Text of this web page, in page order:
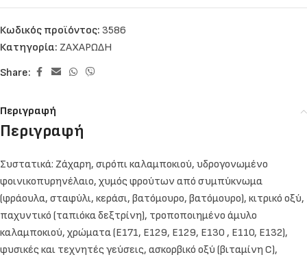
Κωδικός προϊόντος: 3586
Κατηγορία: ΖΑΧΑΡΩΔΗ
Share:
Περιγραφή
Περιγραφή
Συστατικά: Ζάχαρη, σιρόπι καλαμποκιού, υδρογονωμένο
φοινικοπυρηνέλαιο, χυμός φρούτων από συμπύκνωμα
(φράουλα, σταφύλι, κεράσι, βατόμουρο, βατόμουρο), κιτρικό οξύ,
παχυντικό (ταπιόκα δεξτρίνη), τροποποιημένο άμυλο
καλαμποκιού, χρώματα (E171, E129, E129, E130 , E110, E132),
φυσικές και τεχνητές γεύσεις, ασκορβικό οξύ (βιταμίνη C),